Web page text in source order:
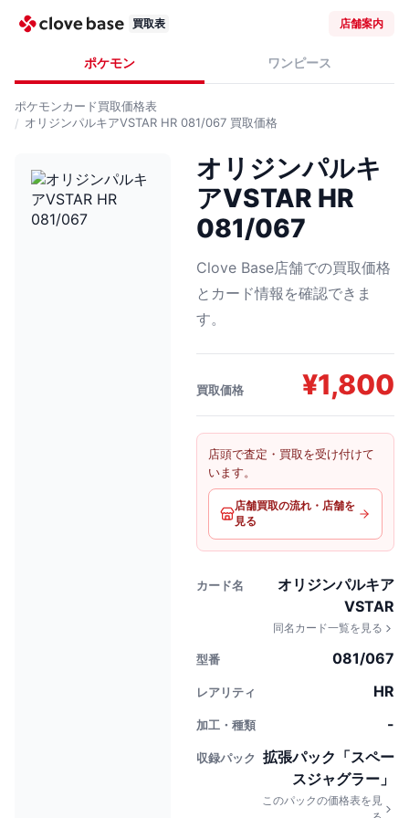
買取表 店舗案内
ポケモン ワンピース
ポケモンカード買取価格表
オリジンパルキアVSTAR HR 081/067 買取価格
オリジンパルキ
アVSTAR HR
081/067
Clove Base店舗での買取価格
とカード情報を確認できま
す。
買取価格 ¥1,800
店頭で査定・買取を受け付けて
います。
店舗買取の流れ・店舗を
見る
カード名
オリジンパルキア
VSTAR
同名カード一覧を見る
型番 081/067
レアリティ HR
加工・種類 -
収録パック
拡張パック「スペー
スジャグラー」
このパックの価格表を見